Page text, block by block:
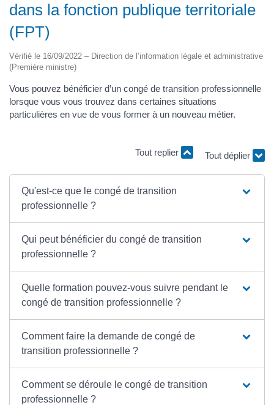
dans la fonction publique territoriale
(FPT)
Vérifié le 16/09/2022 – Direction de l’information légale et administrative
(Première ministre)
Vous pouvez bénéficier d’un congé de transition professionnelle
lorsque vous vous trouvez dans certaines situations
particulières en vue de vous former à un nouveau métier.
Tout replier Tout déplier
Qu'est-ce que le congé de transition
professionnelle ?
Qui peut bénéficier du congé de transition
professionnelle ?
Quelle formation pouvez-vous suivre pendant le
congé de transition professionnelle ?
Comment faire la demande de congé de
transition professionnelle ?
Comment se déroule le congé de transition
professionnelle ?